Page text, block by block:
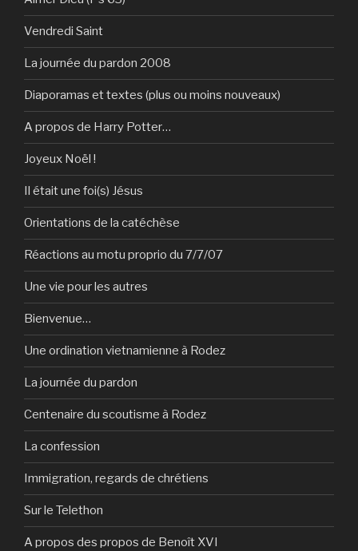
Vendredi Saint
La journée du pardon 2008
Diaporamas et textes (plus ou moins nouveaux)
A propos de Harry Potter…
Joyeux Noël !
Il était une foi(s) Jésus
Orientations de la catéchèse
Réactions au motu proprio du 7/7/07
Une vie pour les autres
Bienvenue…
Une ordination vietnamienne à Rodez
La journée du pardon
Centenaire du scoutisme à Rodez
La confession
Immigration, regards de chrétiens
Sur le Telethon
A propos des propos de Benoît XVI